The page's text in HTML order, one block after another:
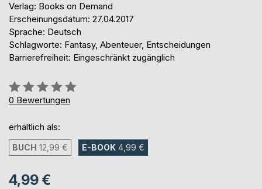
Verlag: Books on Demand
Erscheinungsdatum: 27.04.2017
Sprache: Deutsch
Schlagworte: Fantasy, Abenteuer, Entscheidungen
Barrierefreiheit: Eingeschränkt zugänglich
Bewertung::
0%
0 Bewertungen
erhältlich als:
BUCH 12,99 € E-BOOK 4,99 €
4,99 €